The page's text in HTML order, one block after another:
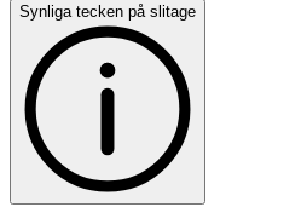
Synliga tecken på slitage